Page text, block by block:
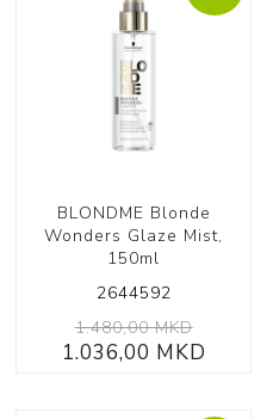
BLONDME Blonde
Wonders Glaze Mist,
150ml
2644592
1.480,00 MKD
1.036,00 MKD